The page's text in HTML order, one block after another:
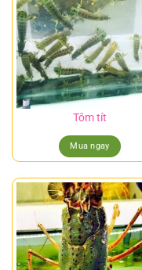
Tôm tít
Mua ngay